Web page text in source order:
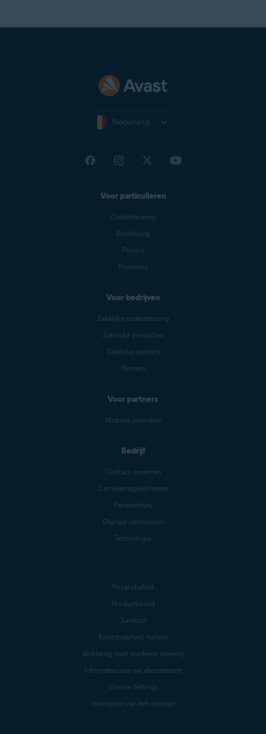
Nederland
Voor particulieren
Ondersteuning
Beveiliging
Privacy
Prestaties
Voor bedrijven
Zakelijke ondersteuning
Zakelijke producten
Zakelijke partners
Partners
Voor partners
Mobiele providers
Bedrijf
Contact opnemen
Carrièremogelijkheden
Perscentrum
Digitaal vertrouwen
Technologie
Privacybeleid
Productbeleid
Juridisch
Kwetsbaarheid melden
Verklaring over moderne slavernij
Informatie over uw abonnement
Cookie Settings
Herroepen van het contract